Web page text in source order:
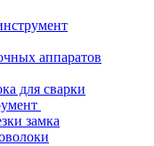
аппаратов
для сварки
замка